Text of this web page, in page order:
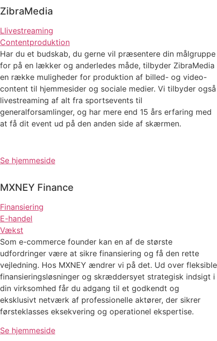
ZibraMedia
Llivestreaming
Contentproduktion
Har du et budskab, du gerne vil præsentere din målgruppe
for på en lækker og anderledes måde, tilbyder ZibraMedia
en række muligheder for produktion af billed- og video-
content til hjemmesider og sociale medier. Vi tilbyder også
livestreaming af alt fra sportsevents til
generalforsamlinger, og har mere end 15 års erfaring med
at få dit event ud på den anden side af skærmen.
Se hjemmeside
MXNEY Finance
Finansiering
E-handel
Vækst
Som e-commerce founder kan en af de største
udfordringer være at sikre finansiering og få den rette
vejledning. Hos MXNEY ændrer vi på det. Ud over fleksible
finansieringsløsninger og skræddersyet strategisk indsigt i
din virksomhed får du adgang til et godkendt og
eksklusivt netværk af professionelle aktører, der sikrer
førsteklasses eksekvering og operationel ekspertise.
Se hjemmeside